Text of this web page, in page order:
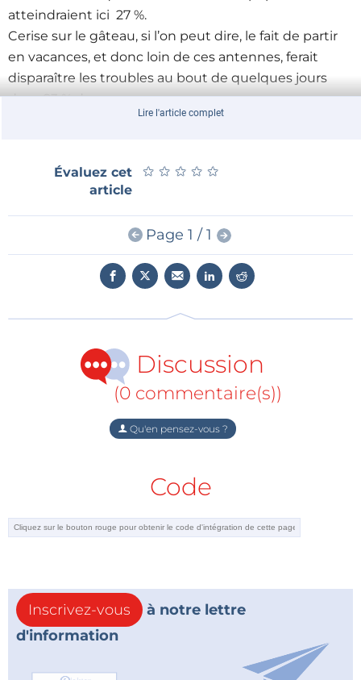
atteindraient ici 27 %.
Cerise sur le gâteau, si l’on peut dire, le fait de partir
en vacances, et donc loin de ces antennes, ferait
disparaître les troubles au bout de quelques jours
dans 83 % des cas.
Ce dernier constat est d’ailleurs quelque peu
troubles constatés sont réversibles, du moins ceux
que mentionne l’étude …
Votre avis nous intéresse et intéressera
sans doute les autres lecteurs
Écrivez-vous, écrivez-vous !
Reçu de Gaël D. le 2 décembre 2011
Cette énième étude fortement médiatisé m'a
fortement interpellé. En effet elle ne semble pas
le nombre d'écarts dans le protocole empêche de
Comparaison des résultats sur l'échantillon avec
déduire que l'écart constaté provient de la
présence d'antenne alors que de nombreux
paramètres environnementaux ou
sociologiques pourraient être en cause?
Lire l'article complet
Évaluez cet
article
★ ★ ★ ★ ★
★ ★ ★ ★ ★
Page 1 / 1
Discussion
(0 commentaire(s))
Qu'en pensez-vous ?
Code
Inscrivez-vous
à notre lettre
d'information